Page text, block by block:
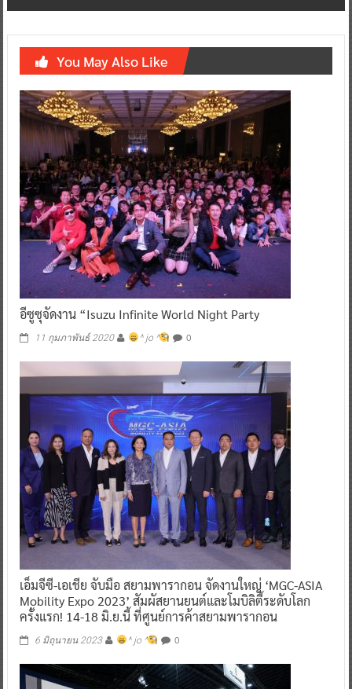
You May Also Like
อีซูซุจัดงาน “Isuzu Infinite World Night Party
11 กุมภาพันธ์ 2020 ^ jo ^ 0
เอ็มจีซี-เอเชีย จับมือ สยามพารากอน จัดงานใหญ่ ‘MGC-ASIA
Mobility Expo 2023’ สัมผัสยานยนต์และโมบิลิตี้ระดับโลก
ครั้งแรก! 14-18 มิ.ย.นี้ ที่ศูนย์การค้าสยามพารากอน
6 มิถุนายน 2023 ^ jo ^ 0